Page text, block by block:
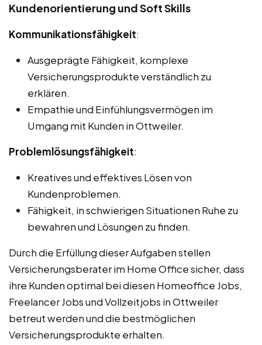
Kundenorientierung und Soft Skills
Kommunikationsfähigkeit:
Ausgeprägte Fähigkeit, komplexe
Versicherungsprodukte verständlich zu
erklären.
Empathie und Einfühlungsvermögen im
Umgang mit Kunden in Ottweiler.
Problemlösungsfähigkeit:
Kreatives und effektives Lösen von
Kundenproblemen.
Fähigkeit, in schwierigen Situationen Ruhe zu
bewahren und Lösungen zu finden.
Durch die Erfüllung dieser Aufgaben stellen
Versicherungsberater im Home Office sicher, dass
ihre Kunden optimal bei diesen Homeoffice Jobs,
Freelancer Jobs und Vollzeitjobs in Ottweiler
betreut werden und die bestmöglichen
Versicherungsprodukte erhalten.